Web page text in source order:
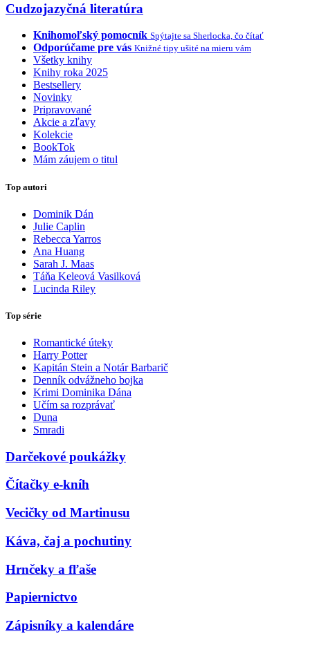
Cudzojazyčná literatúra
Knihomoľský pomocník Spýtajte sa Sherlocka, čo čítať
Odporúčame pre vás Knižné tipy ušité na mieru vám
Všetky knihy
Knihy roka 2025
Bestsellery
Novinky
Pripravované
Akcie a zľavy
Kolekcie
BookTok
Mám záujem o titul
Top autori
Dominik Dán
Julie Caplin
Rebecca Yarros
Ana Huang
Sarah J. Maas
Táňa Keleová Vasilková
Lucinda Riley
Top série
Romantické úteky
Harry Potter
Kapitán Stein a Notár Barbarič
Denník odvážneho bojka
Krimi Dominika Dána
Učím sa rozprávať
Duna
Smradi
Darčekové poukážky
Čítačky e-kníh
Vecičky od Martinusu
Káva, čaj a pochutiny
Hrnčeky a fľaše
Papiernictvo
Zápisníky a kalendáre